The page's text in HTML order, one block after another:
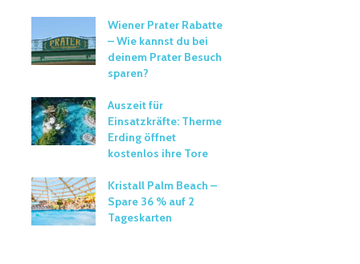
Wiener Prater Rabatte
– Wie kannst du bei
deinem Prater Besuch
sparen?
Auszeit für
Einsatzkräfte: Therme
Erding öffnet
kostenlos ihre Tore
Kristall Palm Beach –
Spare 36 % auf 2
Tageskarten